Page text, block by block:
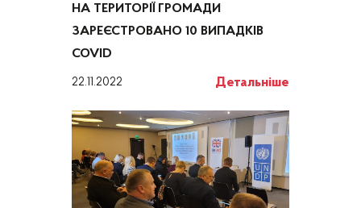
НА ТЕРИТОРІЇ ГРОМАДИ
ЗАРЕЄСТРОВАНО 10 ВИПАДКІВ
COVID
22.11.2022 Детальніше